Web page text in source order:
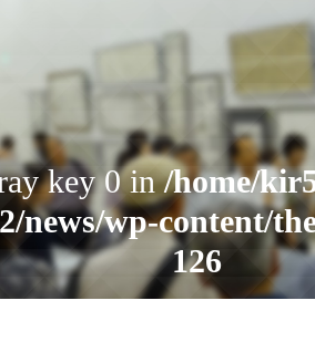
key 0 in/home/
news/wp-content/
126
お知らせ
売書法会について
読売書法展